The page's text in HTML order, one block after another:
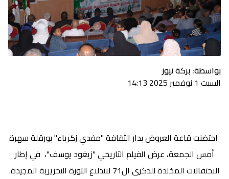
بواسطة: بركة نيوز
السبت 1 نوفمبر 2025 14:13
احتضنت قاعة العروض بدار الثقافة "مفدي زكرياء'' بورقلة سهرة
أمس الجمعة، عرض الفيلم التاريخي ''زيغود يوسف''، في إطار
الاحتفالات المخلدة للذكرى ال71 لاندلاع الثورة التحريرية المجيدة.